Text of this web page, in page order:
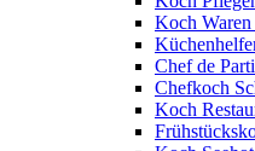
Koch
Chef de
Chefkoch
Koch